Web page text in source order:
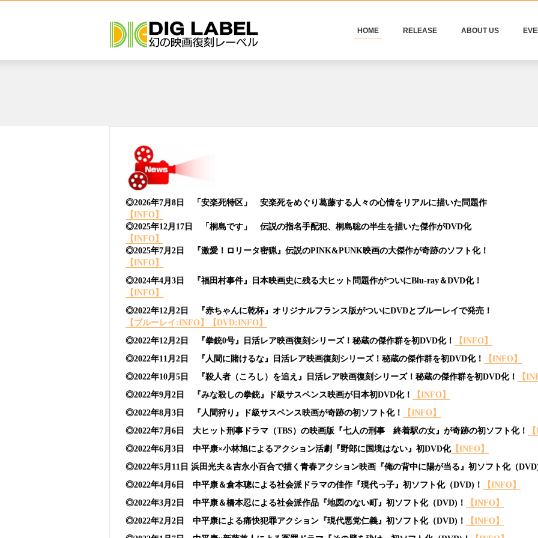
HOME RELEASE ABOUT US
◎2026年7月8日 「安楽死特区」 安楽死をめぐり葛藤する人々の心情をリアルに描いた問題作
【INFO】
◎2025年12月17日 「桐島です」 伝説の指名手配犯、桐島聡の半生を描いた傑作がDVD化
【INFO】
◎2025年7月2日 『激愛！ロリータ密猟』伝説のPINK&PUNK映画の大傑作が奇跡のソフト化！
【INFO】
◎2024年4月3日 『福田村事件』日本映画史に残る大ヒット問題作がついにBlu-ray＆DVD化！
【INFO】
◎2022年12月2日 『赤ちゃんに乾杯』オリジナルフランス版がついにDVDとブルーレイで発売！
【ブルーレイ:INFO】
【DVD:INFO】
◎2022年12月2日 『拳銃0号』日活レア映画復刻シリーズ！秘蔵の傑作群を初DVD化！
【INFO】
◎2022年11月2日 『人間に賭けるな』日活レア映画復刻シリーズ！秘蔵の傑作群を初DVD化！
【INFO】
◎2022年10月5日 『殺人者（ころし）を追え』日活レア映画復刻シリーズ！秘蔵の傑作群を初DVD化！
【
◎2022年9月2日 『みな殺しの拳銃』ド級サスペンス映画が日本初DVD化！
【INFO】
◎2022年8月3日 『人間狩り』ド級サスペンス映画が奇跡の初ソフト化！
【INFO】
◎2022年7月6日 大ヒット刑事ドラマ（TBS）の映画版『七人の刑事 終着駅の女』が奇跡の初ソフト化！
◎2022年6月3日 中平康×小林旭によるアクション活劇『野郎に国境はない』初DVD化【INFO】
◎2022年5月11日 浜田光夫＆吉永小百合で描く青春アクション映画『俺の背中に陽が当る』初ソフト化（
◎2022年4月6日 中平康＆倉本聰による社会派ドラマの佳作『現代っ子』初ソフト化（DVD)！
【INFO】
◎2022年3月2日 中平康＆橋本忍による社会派作品『地図のない町』初ソフト化（DVD)！
【INFO】
◎2022年2月2日 中平康による痛快犯罪アクション『現代悪党仁義』初ソフト化（DVD)！
【INFO】